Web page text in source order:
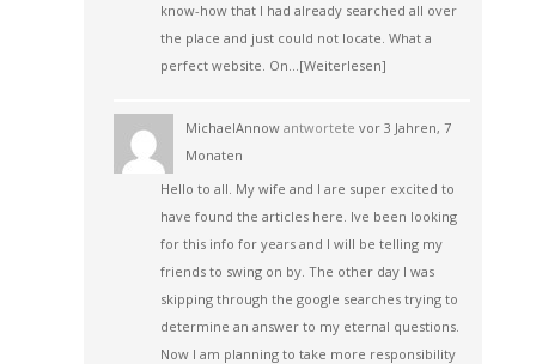
know-how that I had already searched all over
the place and just could not locate. What a
perfect website. On…[Weiterlesen]
MichaelAnnowantwortete vor 3 Jahren, 7
Monaten
Hello to all. My wife and I are super excited to
have found the articles here. Ive been looking
for this info for years and I will be telling my
friends to swing on by. The other day I was
skipping through the google searches trying to
determine an answer to my eternal questions.
Now I am planning to take more responsibility